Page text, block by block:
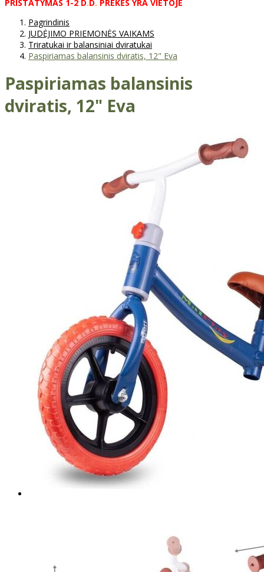
PRISTATYMAS 1-2 D. D. PREKĖS YRA VIETOJE
Pagrindinis
JUDĖJIMO PRIEMONĖS VAIKAMS
Triratukai ir balansiniai dviratukai
Paspiriamas balansinis dviratis, 12" Eva
Paspiriamas balansinis
dviratis, 12" Eva